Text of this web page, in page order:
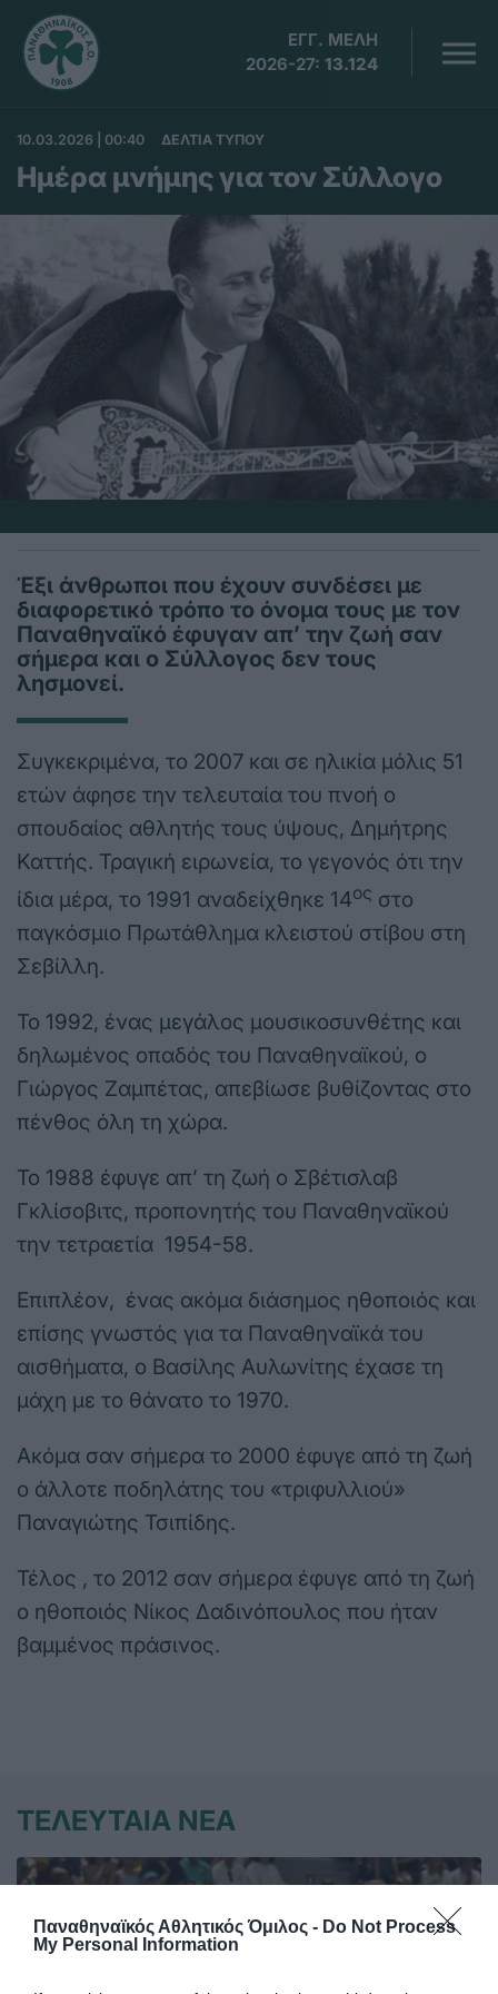
Παναθηναϊκός Αθλητικός Όμιλος - Do Not Process
My Personal Information
ΕΓΓ. ΜΕΛΗ
2026-27: 13.124
10.03.2026 | 00:40 ΔΕΛΤΙΑ ΤΥΠΟΥ
Ημέρα μνήμης για τον Σύλλογο
Έξι άνθρωποι που έχουν συνδέσει με
διαφορετικό τρόπο το όνομα τους με τον
Παναθηναϊκό έφυγαν απ’ την ζωή σαν
σήμερα και ο Σύλλογος δεν τους
λησμονεί.
Συγκεκριμένα, το 2007 και σε ηλικία μόλις 51
ετών άφησε την τελευταία του πνοή ο
σπουδαίος αθλητής τους ύψους, Δημήτρης
Καττής. Τραγική ειρωνεία, το γεγονός ότι την
ίδια μέρα, το 1991 αναδείχθηκε 14ος στο
παγκόσμιο Πρωτάθλημα κλειστού στίβου στη
Σεβίλλη.
Το 1992, ένας μεγάλος μουσικοσυνθέτης και
δηλωμένος οπαδός του Παναθηναϊκού, ο
Γιώργος Ζαμπέτας, απεβίωσε βυθίζοντας στο
πένθος όλη τη χώρα.
Το 1988 έφυγε απ’ τη ζωή ο Σβέτισλαβ
Γκλίσοβιτς, προπονητής του Παναθηναϊκού
την τετραετία 1954-58.
Επιπλέον, ένας ακόμα διάσημος ηθοποιός και
επίσης γνωστός για τα Παναθηναϊκά του
αισθήματα, ο Βασίλης Αυλωνίτης έχασε τη
μάχη με το θάνατο το 1970.
Ακόμα σαν σήμερα το 2000 έφυγε από τη ζωή
ο άλλοτε ποδηλάτης του «τριφυλλιού»
Παναγιώτης Τσιπίδης.
Τέλος , το 2012 σαν σήμερα έφυγε από τη ζωή
ο ηθοποιός Νίκος Δαδινόπουλος που ήταν
βαμμένος πράσινος.
ΤΕΛΕΥΤΑΙΑ ΝΕΑ